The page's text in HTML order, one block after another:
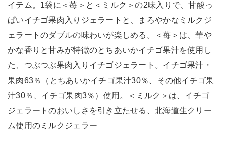
イテム。1袋に＜苺＞と＜ミルク＞の2味入りで、甘酸っ
ぱいイチゴ果肉入りジェラートと、まろやかなミルクジ
ェラートのダブルの味わいが楽しめる。＜苺＞は、華や
かな香りと甘みが特徴のとちあいかイチゴ果汁を使用し
た、つぶつぶ果肉入りイチゴジェラート。イチゴ果汁・
果肉63％（とちあいかイチゴ果汁30％、その他イチゴ果
汁30％、イチゴ果肉3％）使用。＜ミルク＞は、イチゴ
ジェラートのおいしさを引き立たせる、北海道生クリー
ム使用のミルクジェラー